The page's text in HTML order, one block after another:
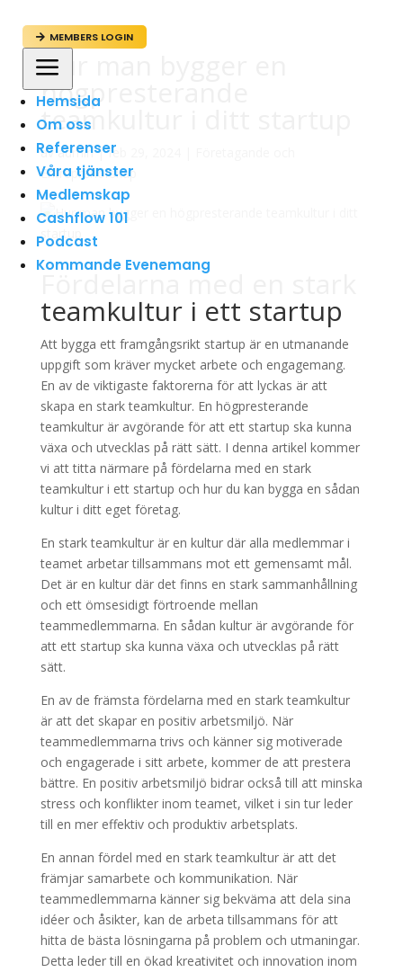
 MEMBERS LOGIN
a
Hemsida
Om oss
Referenser
Våra tjänster
Medlemskap
Cashflow 101
Podcast
Kommande Evenemang
Hur man bygger en
högpresterande
teamkultur i ditt startup
avadmin|feb 29, 2024
Entreprenörskap
Fördelarna med en stark
teamkultur i ett startup
Att bygga ett framgångsrikt startup är en utmanande
uppgift som kräver mycket arbete och engagemang.
En av de viktigaste faktorerna för att lyckas är att
skapa en stark teamkultur. En högpresterande
teamkultur är avgörande för att ett startup ska kunna
växa och utvecklas på rätt sätt. I denna artikel kommer
vi att titta närmare på fördelarna med en stark
teamkultur i ett startup och hur du kan bygga en sådan
kultur i ditt eget företag.
En stark teamkultur är en kultur där alla medlemmar i
teamet arbetar tillsammans mot ett gemensamt mål.
Det är en kultur där det finns en stark sammanhållning
och ett ömsesidigt förtroende mellan
teammedlemmarna. En sådan kultur är avgörande för
att ett startup ska kunna växa och utvecklas på rätt
sätt.
En av de främsta fördelarna med en stark teamkultur
är att det skapar en positiv arbetsmiljö. När
teammedlemmarna trivs och känner sig motiverade
och engagerade i sitt arbete, kommer de att prestera
bättre. En positiv arbetsmiljö bidrar också till att minska
stress och konflikter inom teamet, vilket i sin tur leder
till en mer effektiv och produktiv arbetsplats.
En annan fördel med en stark teamkultur är att det
främjar samarbete och kommunikation. När
teammedlemmarna känner sig bekväma att dela sina
idéer och åsikter, kan de arbeta tillsammans för att
hitta de bästa lösningarna på problem och utmaningar.
Detta leder till en ökad kreativitet och innovation inom